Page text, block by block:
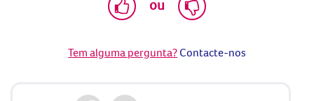
ou
Tem alguma pergunta? Contacte-nos